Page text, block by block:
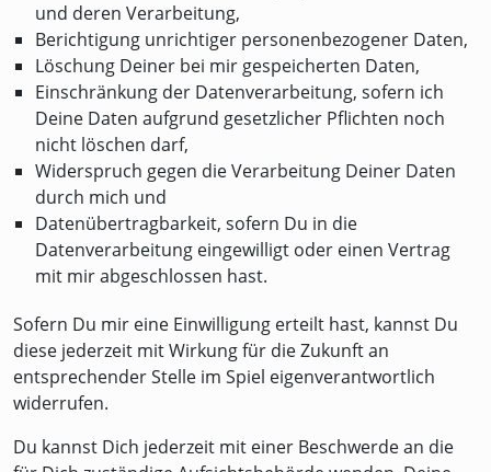
und deren Verarbeitung,
Berichtigung unrichtiger personenbezogener Daten,
Löschung Deiner bei mir gespeicherten Daten,
Einschränkung der Datenverarbeitung, sofern ich
Deine Daten aufgrund gesetzlicher Pflichten noch
nicht löschen darf,
Widerspruch gegen die Verarbeitung Deiner Daten
durch mich und
Datenübertragbarkeit, sofern Du in die
Datenverarbeitung eingewilligt oder einen Vertrag
mit mir abgeschlossen hast.
Sofern Du mir eine Einwilligung erteilt hast, kannst Du
diese jederzeit mit Wirkung für die Zukunft an
entsprechender Stelle im Spiel eigenverantwortlich
widerrufen.
Du kannst Dich jederzeit mit einer Beschwerde an die